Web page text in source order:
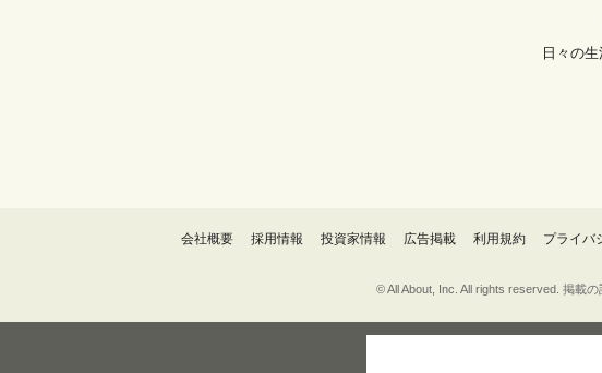
日々の
会社概要 採用情報 投資家情報 広告掲載 利用規約 プライバ
© All About, Inc. All rights reserved. 掲載